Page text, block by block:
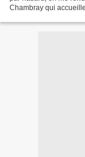
Chambray qui